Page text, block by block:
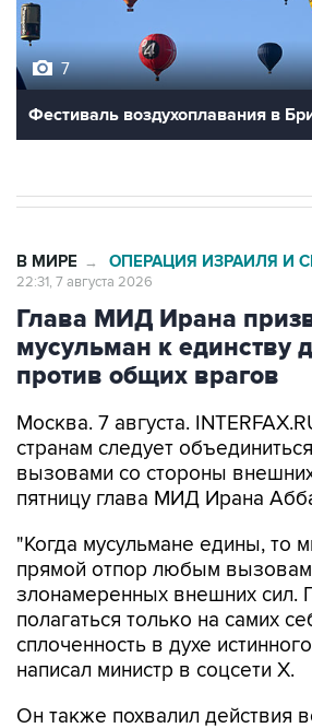
Фестиваль воздухоплавания в
Глава МИД Ирана
мусульман к единству
против общих врагов
Москва. 7 августа.
вызовами со стороны
пятницу глава МИД Ирана
"Когда мусульмане едины, то
злонамеренных внешних
полагаться только на самих
сплоченность в духе
написал министр в соцсети Х.
Он также похвалил действия